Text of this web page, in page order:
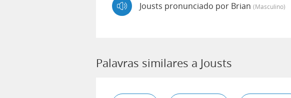
Jousts pronunciado por Brian (masculino)
Palavras similares a Jousts